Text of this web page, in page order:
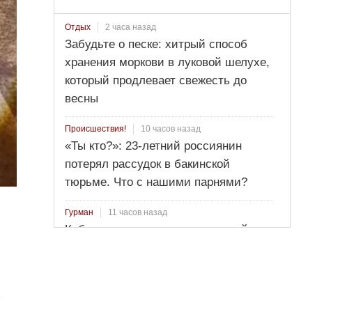
Отдых 2 часа назад
Забудьте о песке: хитрый способ
хранения моркови в луковой шелухе,
который продлевает свежесть до
весны
Происшествия! 10 часов назад
«Ты кто?»: 23-летний россиянин
потерял рассудок в бакинской
тюрьме. Что с нашими парнями?
Гурман 11 часов назад
Кабачковое варенье: изысканный